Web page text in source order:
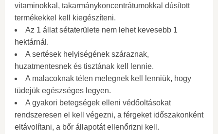
vitaminokkal, takarmánykoncentrátumokkal dúsított
termékekkel kell kiegészíteni.
Az 1 állat sétaterülete nem lehet kevesebb 1
hektárnál.
A sertések helyiségének száraznak,
huzatmentesnek és tisztának kell lennie.
A malacoknak télen melegnek kell lenniük, hogy
tüdejük egészséges legyen.
A gyakori betegségek elleni védőoltásokat
rendszeresen el kell végezni, a férgeket időszakonként
eltávolítani, a bőr állapotát ellenőrizni kell.